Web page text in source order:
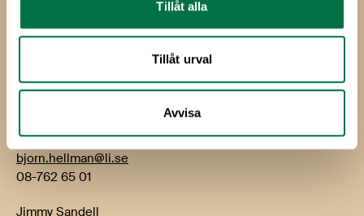
Tillåt alla
Tillåt urval
Avvisa
Telefon: 08-762 65 00
Kontakt
VD
bjorn.hellman@li.se
08-762 65 01
Jimmy Sandell